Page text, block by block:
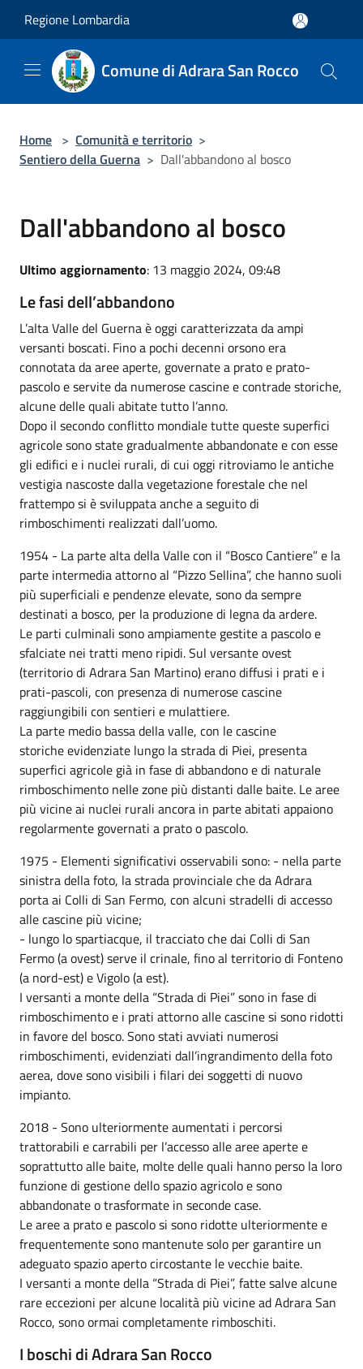
Regione Lombardia
Comune di Adrara San Rocco
Home > Comunità e territorio >
Sentiero della Guerna > Dall'abbandono al bosco
Dall'abbandono al bosco
Ultimo aggiornamento: 13 maggio 2024, 09:48
Le fasi dell’abbandono
L’alta Valle del Guerna è oggi caratterizzata da ampi
versanti boscati. Fino a pochi decenni orsono era
connotata da aree aperte, governate a prato e prato-
pascolo e servite da numerose cascine e contrade storiche,
alcune delle quali abitate tutto l’anno.
Dopo il secondo conflitto mondiale tutte queste superfici
agricole sono state gradualmente abbandonate e con esse
gli edifici e i nuclei rurali, di cui oggi ritroviamo le antiche
vestigia nascoste dalla vegetazione forestale che nel
frattempo si è sviluppata anche a seguito di
rimboschimenti realizzati dall’uomo.
1954 - La parte alta della Valle con il “Bosco Cantiere” e la
parte intermedia attorno al “Pizzo Sellina”, che hanno suoli
più superficiali e pendenze elevate, sono da sempre
destinati a bosco, per la produzione di legna da ardere.
Le parti culminali sono ampiamente gestite a pascolo e
sfalciate nei tratti meno ripidi. Sul versante ovest
(territorio di Adrara San Martino) erano diffusi i prati e i
prati-pascoli, con presenza di numerose cascine
raggiungibili con sentieri e mulattiere.
La parte medio bassa della valle, con le cascine
storiche evidenziate lungo la strada di Piei, presenta
superfici agricole già in fase di abbandono e di naturale
rimboschimento nelle zone più distanti dalle baite. Le aree
più vicine ai nuclei rurali ancora in parte abitati appaiono
regolarmente governati a prato o pascolo.
1975 - Elementi significativi osservabili sono: - nella parte
sinistra della foto, la strada provinciale che da Adrara
porta ai Colli di San Fermo, con alcuni stradelli di accesso
alle cascine più vicine;
- lungo lo spartiacque, il tracciato che dai Colli di San
Fermo (a ovest) serve il crinale, fino al territorio di Fonteno
(a nord-est) e Vigolo (a est).
I versanti a monte della “Strada di Piei” sono in fase di
rimboschimento e i prati attorno alle cascine si sono ridotti
in favore del bosco. Sono stati avviati numerosi
rimboschimenti, evidenziati dall’ingrandimento della foto
aerea, dove sono visibili i filari dei soggetti di nuovo
impianto.
2018 - Sono ulteriormente aumentati i percorsi
trattorabili e carrabili per l’accesso alle aree aperte e
soprattutto alle baite, molte delle quali hanno perso la loro
funzione di gestione dello spazio agricolo e sono
abbandonate o trasformate in seconde case.
Le aree a prato e pascolo si sono ridotte ulteriormente e
frequentemente sono mantenute solo per garantire un
adeguato spazio aperto circostante le vecchie baite.
I versanti a monte della “Strada di Piei”, fatte salve alcune
rare eccezioni per alcune località più vicine ad Adrara San
Rocco, sono ormai completamente rimboschiti.
I boschi di Adrara San Rocco